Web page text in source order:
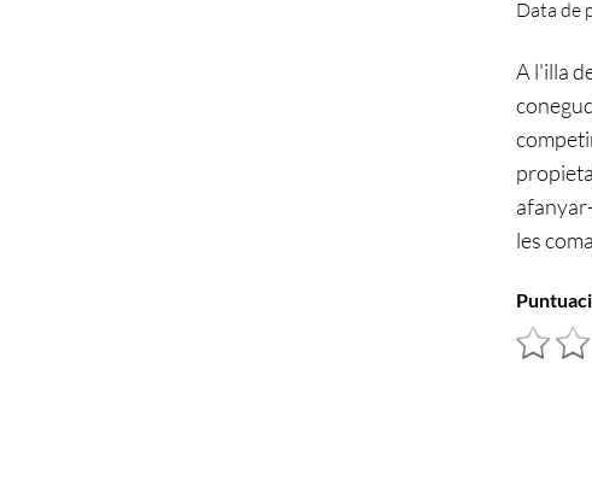
Data de
A l'illa
les